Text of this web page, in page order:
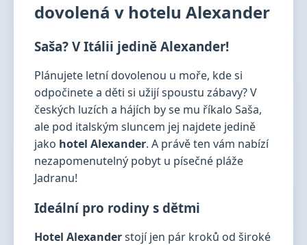
dovolená v hotelu Alexander
Saša? V Itálii jedině Alexander!
Plánujete letní dovolenou u moře, kde si
odpočinete a děti si užijí spoustu zábavy? V
českých luzích a hájích by se mu říkalo Saša,
ale pod italským sluncem jej najdete jedině
jako hotel Alexander. A právě ten vám nabízí
nezapomenutelný pobyt u písečné pláže
Jadranu!
Ideální pro rodiny s dětmi
Hotel Alexanderstojí jen pár kroků od široké